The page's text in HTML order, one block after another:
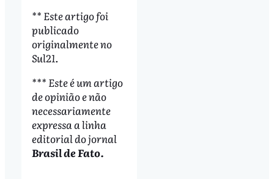
** Este artigo foi
publicado
originalmente no
Sul21.
*** Este é um artigo
de opinião e não
necessariamente
expressa a linha
editorial do jornal
Brasil de Fato.